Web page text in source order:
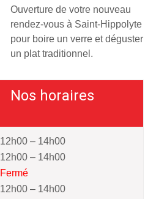
Ouverture de votre nouveau
rendez-vous à Saint-Hippolyte
pour boire un verre et déguster
un plat traditionnel.
Nos horaires
12h00 – 14h00
12h00 – 14h00
Fermé
12h00 – 14h00